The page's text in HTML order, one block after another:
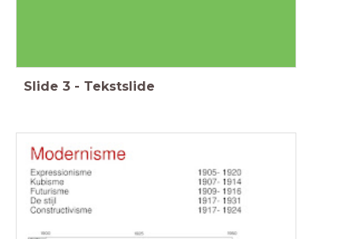
Slide 3 - Tekstslide